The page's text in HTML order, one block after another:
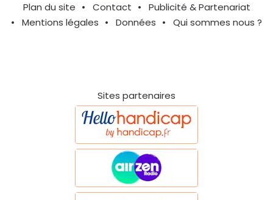
Plan du site Contact
Publicité & Partenariat
Mentions légales
Données Qui sommes nous ?
Sites partenaires